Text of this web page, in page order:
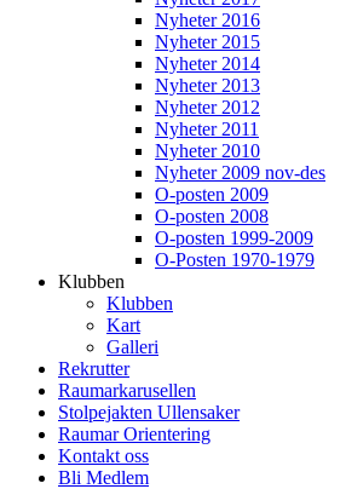
Nyheter 2016
Nyheter 2015
Nyheter 2014
Nyheter 2013
Nyheter 2012
Nyheter 2011
Nyheter 2010
Nyheter 2009 nov-des
O-posten 2009
O-posten 2008
O-posten 1999-2009
O-Posten 1970-1979
Klubben
Klubben
Kart
Galleri
Rekrutter
Raumarkarusellen
Stolpejakten Ullensaker
Raumar Orientering
Kontakt oss
Bli Medlem